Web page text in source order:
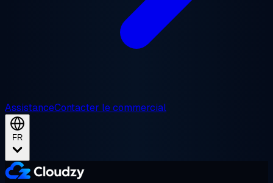
AssistanceContacter le commercial
FR